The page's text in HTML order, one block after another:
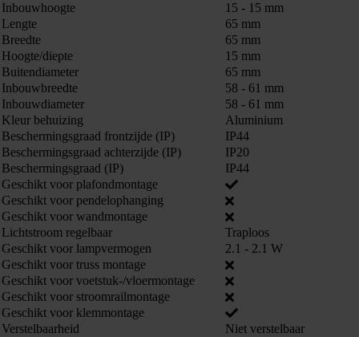
Inbouwhoogte
15 - 15 mm
Lengte
65 mm
Breedte
65 mm
Hoogte/diepte
15 mm
Buitendiameter
65 mm
Inbouwbreedte
58 - 61 mm
Inbouwdiameter
58 - 61 mm
Kleur behuizing
Aluminium
Beschermingsgraad frontzijde (IP)
IP44
Beschermingsgraad achterzijde (IP)
IP20
Beschermingsgraad (IP)
IP44
Geschikt voor plafondmontage
Geschikt voor pendelophanging
Geschikt voor wandmontage
Lichtstroom regelbaar
Traploos
Geschikt voor lampvermogen
2.1 - 2.1 W
Geschikt voor truss montage
Geschikt voor voetstuk-/vloermontage
Geschikt voor stroomrailmontage
Geschikt voor klemmontage
Verstelbaarheid
Niet verstelbaar